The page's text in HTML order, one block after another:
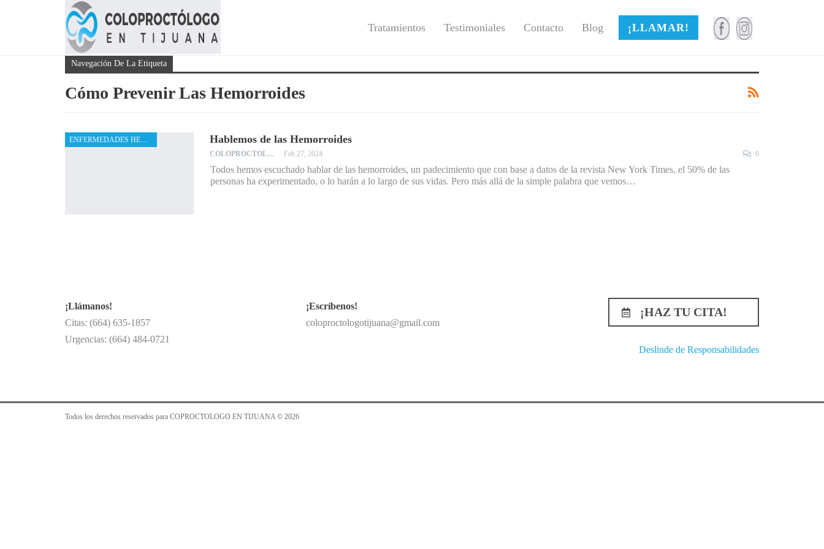
Tratamientos Testimoniales Contacto Blog ¡LLAMAR!
Navegación De La Etiqueta
Cómo Prevenir Las Hemorroides
Hablemos de las Hemorroides
COLOPROCTOLOGO Feb 27, 2024 0
Todos hemos escuchado hablar de las hemorroides, un padecimiento que con base a datos de la revista New York Times, el 50% de las
personas ha experimentado, o lo harán a lo largo de sus vidas. Pero más allá de la simple palabra que vemos…
¡Llámanos!
Citas: (664) 635-1857
Urgencias: (664) 484-0721
¡Escríbenos!
coloproctologotijuana@gmail.com
¡HAZ TU CITA!
Deslinde de Responsabilidades
Todos los derechos reservados para COPROCTOLOGO EN TIJUANA © 2026